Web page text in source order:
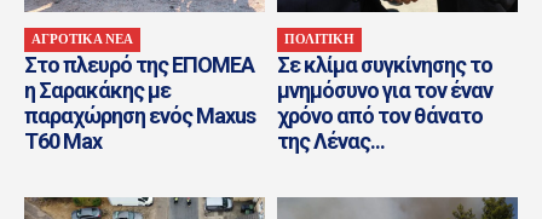
ΑΓΡΟΤΙΚΑ ΝΕΑ
Στο πλευρό της ΕΠΟΜΕΑ
η Σαρακάκης με
παραχώρηση ενός Maxus
T60 Max
ΠΟΛΙΤΙΚΗ
Σε κλίμα συγκίνησης το
μνημόσυνο για τον έναν
χρόνο από τον θάνατο
της Λένας...